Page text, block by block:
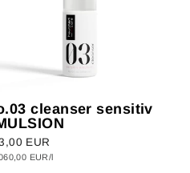
cleanser sensitiv
EUR
EUR/l